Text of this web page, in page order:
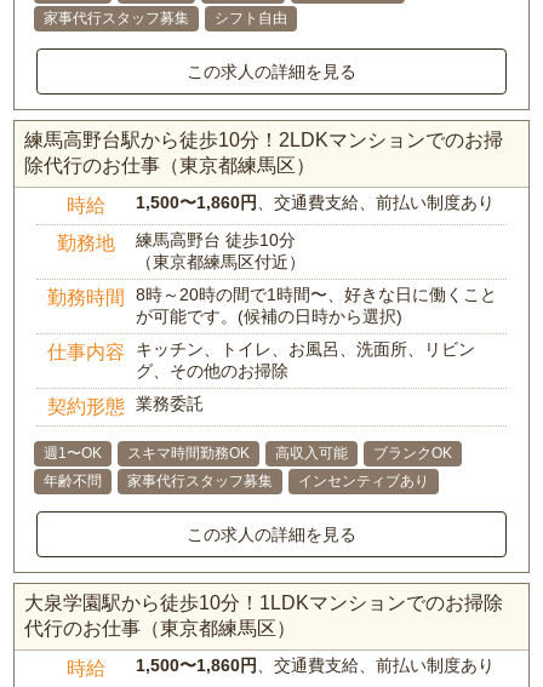
家事代行スタッフ募集
シフト自由
この求人の詳細を見る
練馬高野台駅から徒歩10分！2LDKマンションでのお掃
除代行のお仕事（東京都練馬区）
時給 1,500〜1,860円 、交通費支給、前払い制度あり
勤務地
練馬高野台 徒歩10分
（東京都練馬区付近）
勤務時間
8時～20時の間で1時間〜、好きな日に働くこと
が可能です。(候補の日時から選択)
仕事内容
キッチン、トイレ、お風呂、洗面所、リビン
グ、その他のお掃除
契約形態 業務委託
週1〜OK スキマ時間勤務OK 高収入可能
ブランクOK
年齢不問
家事代行スタッフ募集 インセンティブあり
この求人の詳細を見る
大泉学園駅から徒歩10分！1LDKマンションでのお掃除
代行のお仕事（東京都練馬区）
時給 1,500〜1,860円 、交通費支給、前払い制度あり